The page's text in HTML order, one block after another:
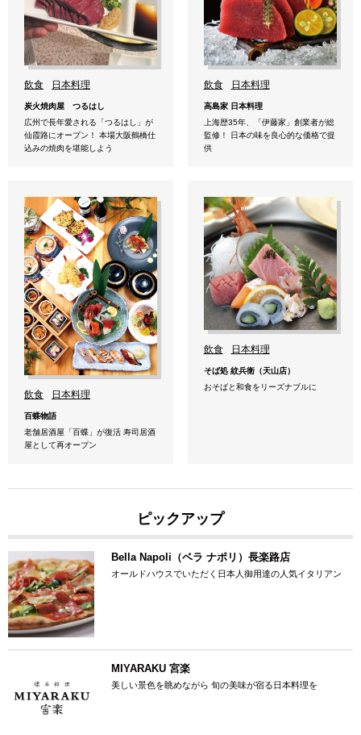
飲食 日本料理
炭火焼肉屋 つるはし
広州で長年愛される「つるはし」が
仙霞路にオープン！ 本場大阪鶴橋仕
込みの焼肉を堪能しよう
飲食 日本料理
高島家 日本料理
上海歴35年、「伊藤家」創業者が総
監修！ 日本の味を良心的な価格で提
供
飲食 日本料理
百蝶物語
老舗居酒屋「百蝶」が復活 寿司居酒
屋として再オープン
飲食 日本料理
そば処 紋兵衛（天山店）
おそばと和食をリーズナブルに
ピックアップ
Bella Napoli（ベラ ナポリ）長楽路店
オールドハウスでいただく日本人御用達の人気イタリアン
MIYARAKU 宮楽
美しい景色を眺めながら 旬の美味が宿る日本料理を